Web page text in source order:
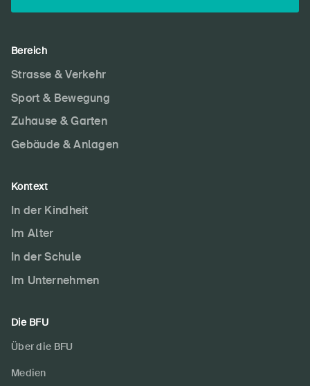
Bereich
Strasse & Verkehr
Sport & Bewegung
Zuhause & Garten
Gebäude & Anlagen
Kontext
In der Kindheit
Im Alter
In der Schule
Im Unternehmen
Die BFU
Über die BFU
Medien